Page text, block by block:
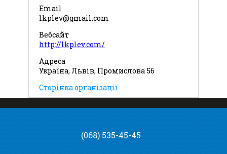
Email
lkplev@gmail.com
Вебсайт
http://lkplev.com/
Адреса
Україна, Львів, Промислова 56
Сторінка організації
(068) 535-45-45